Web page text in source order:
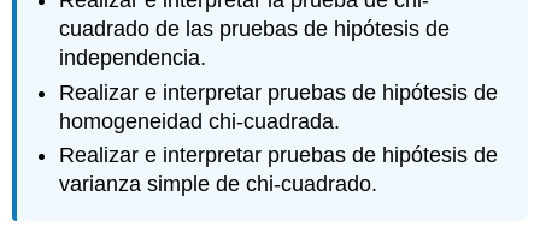
cuadrado de las pruebas de hipótesis de
independencia.
Realizar e interpretar pruebas de hipótesis de
homogeneidad chi-cuadrada.
Realizar e interpretar pruebas de hipótesis de
varianza simple de chi-cuadrado.